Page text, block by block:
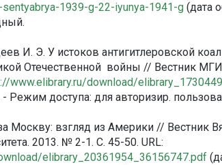
1939-g-22-iyunya-1941-g (дата
И. Э. У истоков антигитлеровской
Отечественной войны // Вестник
www.elibrary.ru/download/
Режим доступа: для авторизир.
Москву: взгляд из Америки // Вестник
2013. № 2-1. С. 45-50. URL:
elibrary_20361954_36156747.pdf